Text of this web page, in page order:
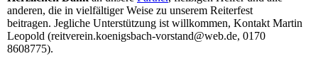
anderen, die in vielfältiger Weise zu unserem Reiterfest
beitragen. Jegliche Unterstützung ist willkommen, Kontakt Martin
Leopold (reitverein.koenigsbach-vorstand@web.de, 0170
8608775).